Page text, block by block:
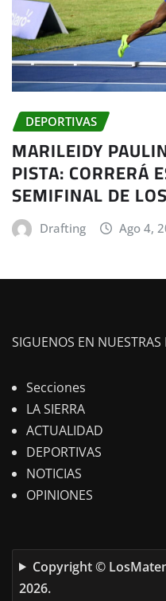
DEPORTIVAS
MARILEIDY
PISTA: CORRERÁ
SEMIFINAL DE
Drafting Ago 4,
SIGUENOS EN NUESTRAS
Secciones
LA SIERRA
ACTUALIDAD
DEPORTIVAS
NOTICIAS
OPINIONES
Copyright ©
2026.